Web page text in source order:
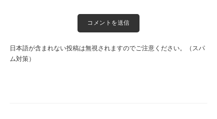
日本語が含まれない投稿は無視されますのでご注意ください。（スパ
ム対策）